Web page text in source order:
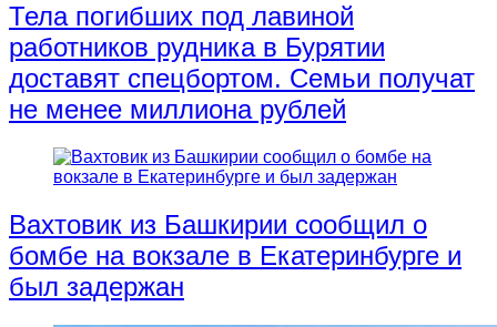
Тела погибших под лавиной
работников рудника в Бурятии
доставят спецбортом. Семьи получат
не менее миллиона рублей
Вахтовик из Башкирии сообщил о
бомбе на вокзале в Екатеринбурге и
был задержан